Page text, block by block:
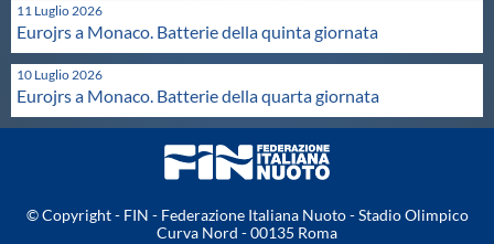
Cookie Policy
Archivio News
11 Luglio 2026
Eurojrs a Monaco. Batterie della quinta giornata
10 Luglio 2026
Eurojrs a Monaco. Batterie della quarta giornata
© Copyright - FIN - Federazione Italiana Nuoto - Stadio Olimpico
Curva Nord - 00135 Roma